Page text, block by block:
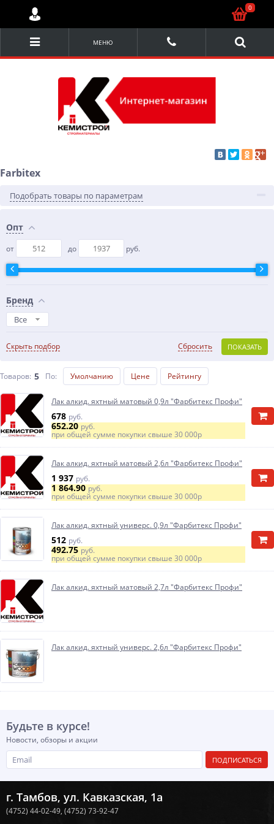
МЕНЮ
Farbitex
Подобрать товары по параметрам
Опт
от до руб.
Бренд
Все
Скрыть подбор ПОКАЗАТЬ
Сбросить
Товаров: 5 По: Умолчанию Цене Рейтингу
Лак алкид. яхтный матовый 0,9л "Фарбитекс Профи"
678 руб.
652.20руб.
при общей сумме покупки свыше 30 000р
Лак алкид. яхтный матовый 2,6л "Фарбитекс Профи"
1 937 руб.
1 864.90руб.
при общей сумме покупки свыше 30 000р
Лак алкид. яхтный универс. 0,9л "Фарбитекс Профи"
512 руб.
492.75руб.
при общей сумме покупки свыше 30 000р
Лак алкид. яхтный матовый 2,7л "Фарбитекс Профи"
Лак алкид. яхтный универс. 2,6л "Фарбитекс Профи"
Будьте в курсе!
Новости, обзоры и акции
ПОДПИСАТЬСЯ
г. Тамбов, ул. Кавказская, 1а
(4752) 44-02-49, (4752) 73-92-47
0